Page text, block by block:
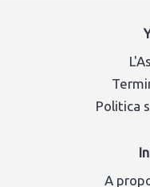
Politica
A